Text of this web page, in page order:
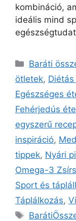
kombináció,
ideális mind
Baráti
ötletek,
Egészséges
Fehérjedús
egyszerű
inspiráció,
tippek, Nyári
Omega-3
Sport és
Táplálkozás,